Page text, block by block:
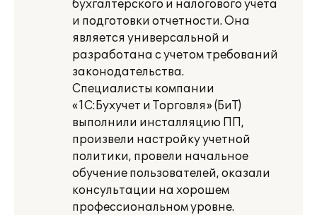
бухгалтерского и налогового учета
и подготовки отчетности. Она
является универсальной и
разработана с учетом требований
законодательства.
Специалисты компании
«1С:Бухучет и Торговля» (БиТ)
выполнили инсталляцию ПП,
произвели настройку учетной
политики, провели начальное
обучение пользователей, оказали
консультации на хорошем
профессиональном уровне.